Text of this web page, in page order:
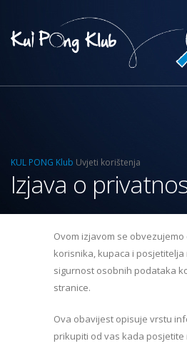
KUL PONG Klub Uvjeti korištenja
Izjava o
Ovom izjavom se
korisnika, kupaca i
sigurnost osobnih podataka
stranice.
Ova obavijest opisuje vrstu
prikupiti od vas kada posjetite